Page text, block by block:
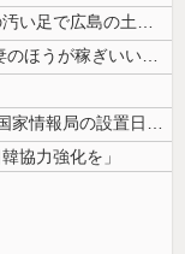
左翼市民団体、広島では通用せず「人殺しの汚い足で広島の土を踏むな！」→...
会社「君、転勤ね」→ 男性社員「それなら妻のほうが稼ぎいいんで辞めます...
（ ´_ゝ`）中国「高市政権が法制化を進めた国家情報局の設置日が7月3...
協力強化を」